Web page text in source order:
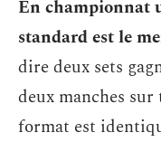
En championnat
standard est le
dire deux sets
deux manches
format est